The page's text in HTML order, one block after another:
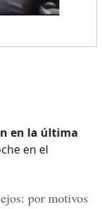
en la última
en el
por motivos